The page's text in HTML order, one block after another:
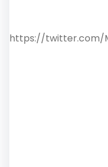
https://twitter.com/